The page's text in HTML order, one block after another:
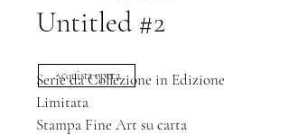
Untitled #2
Serie da Collezione in Edizione
Limitata
Stampa Fine Art su carta
Acquista opera